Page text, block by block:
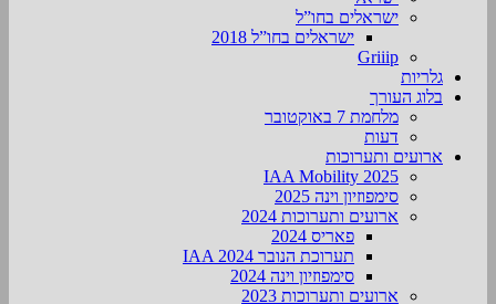
ישראלים בחו”ל
ישראלים בחו”ל 2018
Griiip
גלריות
בלוג העורך
מלחמת 7 באוקטובר
דעות
ארועים ותערוכות
2025 IAA Mobility
סימפוזיון וינה 2025
ארועים ותערוכות 2024
פאריס 2024
תערוכת הנובר IAA 2024
סימפוזיון וינה 2024
ארועים ותערוכות 2023